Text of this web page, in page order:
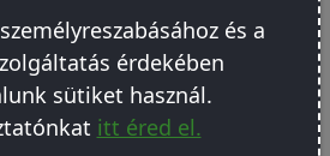
és a
érdekében
sütiket használ.
itt éred el.